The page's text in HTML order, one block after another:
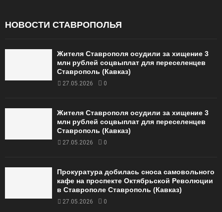
НОВОСТИ СТАВРОПОЛЬЯ
Жителя Ставрополя осудили за хищение 3
млн рублей соцвыплат для переселенцев
Ставрополь (Кавказ)
27.05.2026 0
Жителя Ставрополя осудили за хищение 3
млн рублей соцвыплат для переселенцев
Ставрополь (Кавказ)
27.05.2026 0
Прокуратура добилась сноса самовольного
кафе на проспекте Октябрьской Революции
в Ставрополе Ставрополь (Кавказ)
27.05.2026 0